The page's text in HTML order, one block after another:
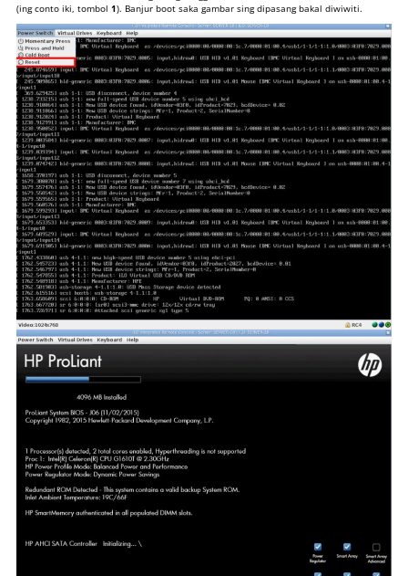
(ing conto iki, tombol 1). Banjur boot saka gambar sing dipasang bakal diwiwiti.